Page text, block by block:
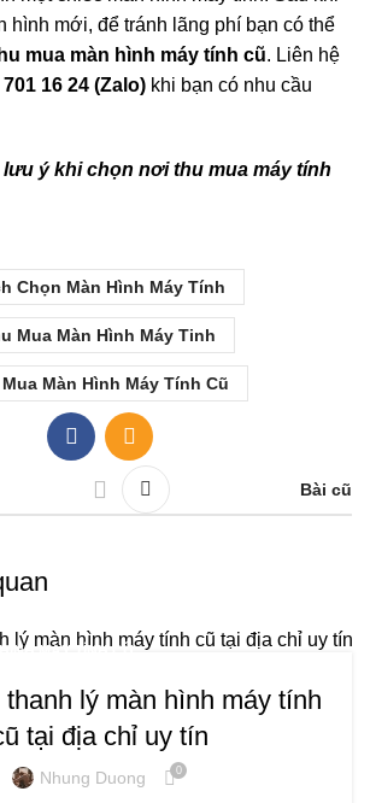
hình mới, để tránh lãng phí bạn có thể
mua màn hình máy tính cũ. Liên hệ
701 16 24 (Zalo) khi bạn có nhu cầu
lưu ý khi chọn nơi thu mua máy tính
Chọn Màn Hình Máy Tính
Mua Màn Hình Máy Tinh
Màn Hình Máy Tính Cũ
Bài cũ
MÁY TÍNH CŨ
lý màn hình máy tính
tại địa chỉ uy tín
Nhung Duong 0